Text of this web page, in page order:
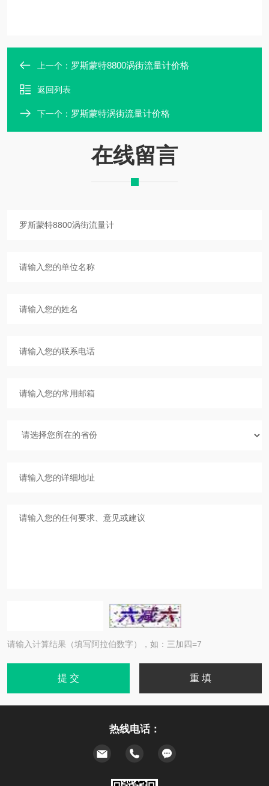
上一个： 罗斯蒙特8800涡街流量计价格
返回列表
下一个： 罗斯蒙特涡街流量计价格
在线留言
请输入计算结果（填写阿拉伯数字），如：三加四=7
热线电话：